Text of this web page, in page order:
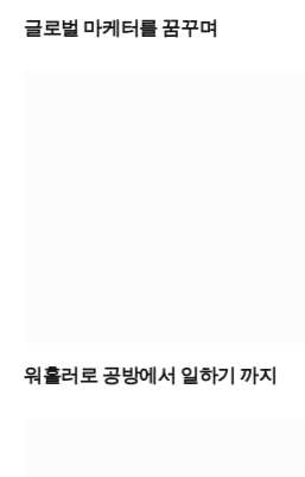
글로벌 마케터를 꿈꾸며
워홀러로 공방에서 일하기 까지